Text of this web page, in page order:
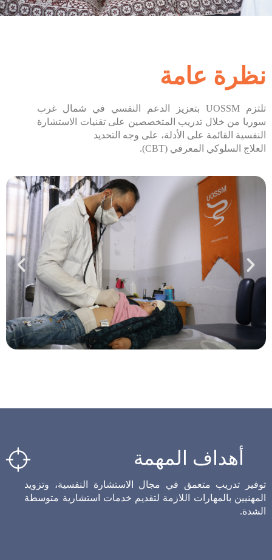
تواصل معنا
نظرة عامة
تلتزم UOSSM بتعزيز الدعم النفسي في شمال غرب
سوريا من خلال تدريب المتخصصين على تقنيات الاستشارة
النفسية القائمة على الأدلة، على وجه التحديد
العلاج السلوكي المعرفي (CBT).
أهداف المهمة
توفير تدريب متعمق في مجال الاستشارة النفسية، وتزويد
المهنيين بالمهارات اللازمة لتقديم خدمات استشارية متوسطة
الشدة.